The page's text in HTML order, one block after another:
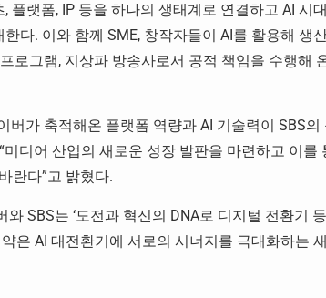
플랫폼, IP 등을 하나의 생태계로 연결하고 AI 시
다. 이와 함께 SME, 창작자들이 AI를 활용해 생
프로그램, 지상파 방송사로서 공적 책임을 수행해
버가 축적해온 플랫폼 역량과 AI 기술력이 SBS
미디어 산업의 새로운 성장 발판을 마련하고 이
란다”고 밝혔다.
와 SBS는 ‘도전과 혁신의 DNA로 디지털 전환기
은 AI 대전환기에 서로의 시너지를 극대화하는